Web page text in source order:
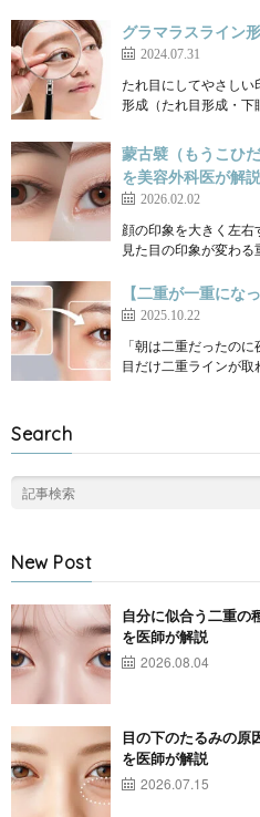
グラマラスライン
2024.07.31
たれ目にしてやさし
形成（たれ目形成・
蒙古襞（もうこひ
を美容外科医が解説
2026.02.02
顔の印象を大きく左
見た目の印象が変わ
【二重が一重にな
2025.10.22
「朝は二重だったの
目だけ二重ラインが
Search
New Post
自分に似合う二重の
を医師が解説
2026.08.04
目の下のたるみの原
を医師が解説
2026.07.15